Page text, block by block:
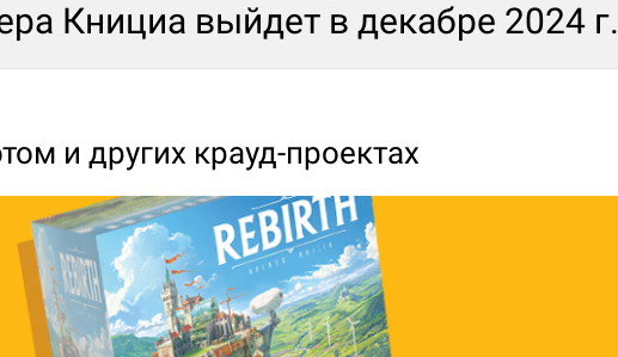
Книциа выйдет в декабре 2024 г.
и других крауд-проектах